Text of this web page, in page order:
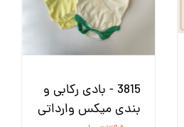
3815 - بادی رکابی و
بندی میکس وارداتی